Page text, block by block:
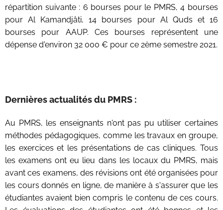
répartition suivante : 6 bourses pour le PMRS, 4 bourses
pour Al Kamandjâti, 14 bourses pour Al Quds et 16
bourses pour AAUP. Ces bourses représentent une
dépense d'environ 32 000 € pour ce 2ème semestre 2021.
Dernières actualités du PMRS :
Au PMRS, les enseignants n'ont pas pu utiliser certaines
méthodes pédagogiques, comme les travaux en groupe,
les exercices et les présentations de cas cliniques. Tous
les examens ont eu lieu dans les locaux du PMRS, mais
avant ces examens, des révisions ont été organisées pour
les cours donnés en ligne, de manière à s'assurer que les
étudiantes avaient bien compris le contenu de ces cours.